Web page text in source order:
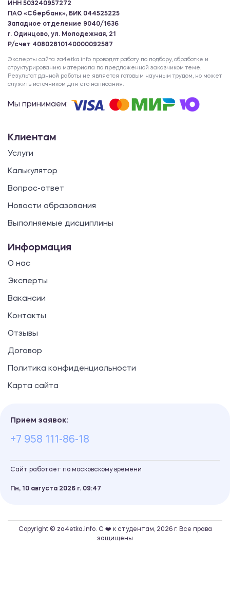
ИНН 503240957272
ПАО «Сбербанк», БИК 044525225
Западное отделение 9040/1636
г. Одинцово, ул. Молодежная, 21
Р/счет 40802810140000092587
Эксперты сайта za4etka.info проводят работу по подбору, обработке и
структурированию материала по предложенной заказчиком теме.
Результат данной работы не является готовым научным трудом, но может
служить источником для его написания.
Мы принимаем:
Клиентам
Услуги
Калькулятор
Вопрос-ответ
Новости образования
Выполняемые дисциплины
Информация
О нас
Эксперты
Вакансии
Контакты
Отзывы
Договор
Политика конфиденциальности
Карта сайта
Прием заявок:
+7 958 111-86-18
Сайт работает по московскому времени
Пн, 10 августа 2026 г. 09 47
Copyright © za4etka.info. С ❤️ к студентам, 2026 г. Все права
защищены